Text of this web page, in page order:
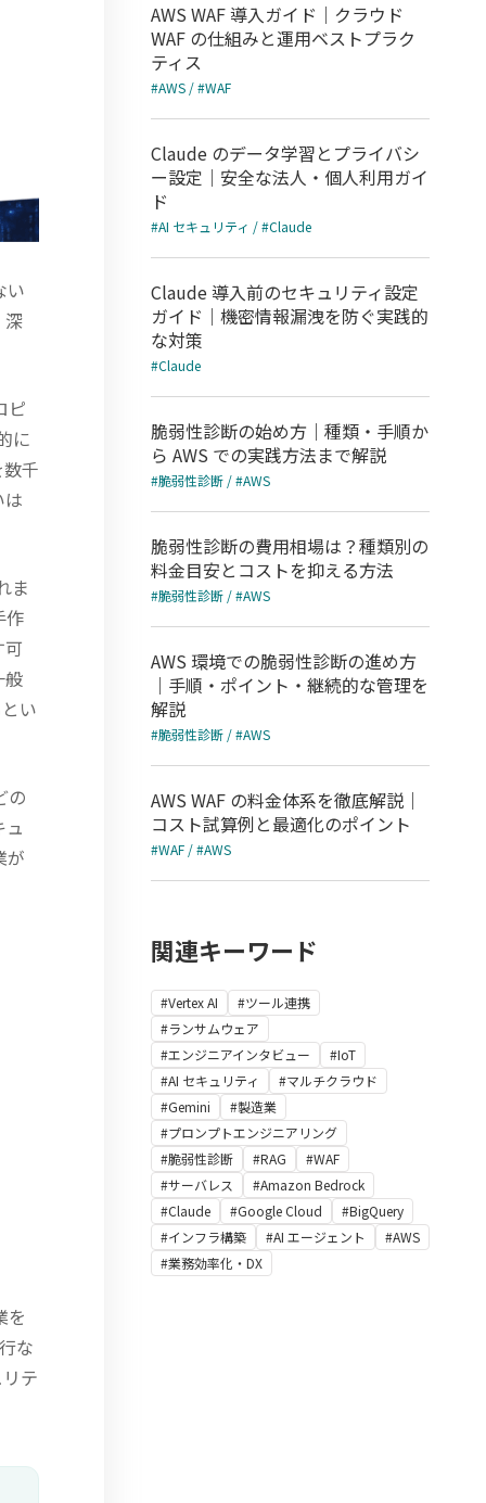
い
深
ピ
に
千
ま
作
般
い
の
が
を
な
テ
AWS WAF 導入ガイド｜クラウド
WAF の仕組みと運用ベストプラク
ティス
#AWS / #WAF
Claude のデータ学習とプライバシ
ー設定｜安全な法人・個人利用ガイ
ド
#AI セキュリティ / #Claude
Claude 導入前のセキュリティ設定
ガイド｜機密情報漏洩を防ぐ実践的
な対策
#Claude
脆弱性診断の始め方｜種類・手順か
ら AWS での実践方法まで解説
#脆弱性診断 / #AWS
脆弱性診断の費用相場は？種類別の
料金目安とコストを抑える方法
#脆弱性診断 / #AWS
AWS 環境での脆弱性診断の進め方
｜手順・ポイント・継続的な管理を
解説
#脆弱性診断 / #AWS
AWS WAF の料金体系を徹底解説｜
コスト試算例と最適化のポイント
#WAF / #AWS
関連キーワード
#Vertex AI
#ツール連携
#ランサムウェア
#エンジニアインタビュー
#IoT
#AI セキュリティ
#マルチクラウド
#Gemini
#製造業
#プロンプトエンジニアリング
#脆弱性診断
#RAG
#WAF
#サーバレス
#Amazon Bedrock
#Claude
#Google Cloud
#BigQuery
#インフラ構築
#AI エージェント
#AWS
#業務効率化・DX